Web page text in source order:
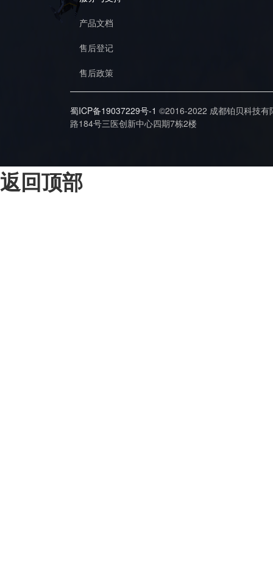
产品文档
售后登记
售后政策
蜀ICP备19037229号-1 ©2016-2022 成都铂贝科技
路184号三医创新中心四期7栋2楼
返回顶部